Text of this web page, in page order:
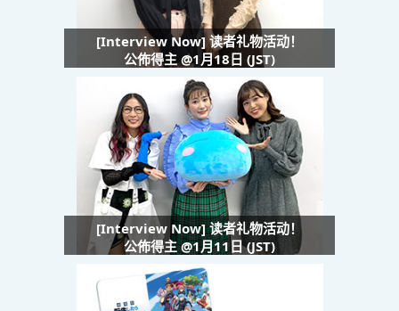
[Interview Now] 读者礼物活动！
公佈得主 @1月18日 (JST)
[Interview Now] 读者礼物活动！
公佈得主 @1月11日 (JST)